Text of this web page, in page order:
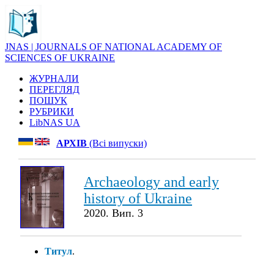
JNAS | JOURNALS OF NATIONAL ACADEMY OF
SCIENCES OF UKRAINE
ЖУРНАЛИ
ПЕРЕГЛЯД
ПОШУК
РУБРИКИ
LibNAS UA
АРХІВ (Всі випуски)
Archaeology and early
history of Ukraine
2020. Вип. 3
Титул.